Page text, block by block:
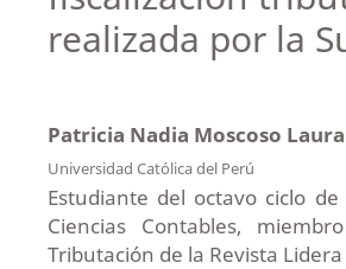
realizada por la
Patricia Nadia Moscoso Laura
Universidad Católica del Perú
Estudiante del octavo ciclo
Ciencias Contables,
Tributación de la Revista Lidera